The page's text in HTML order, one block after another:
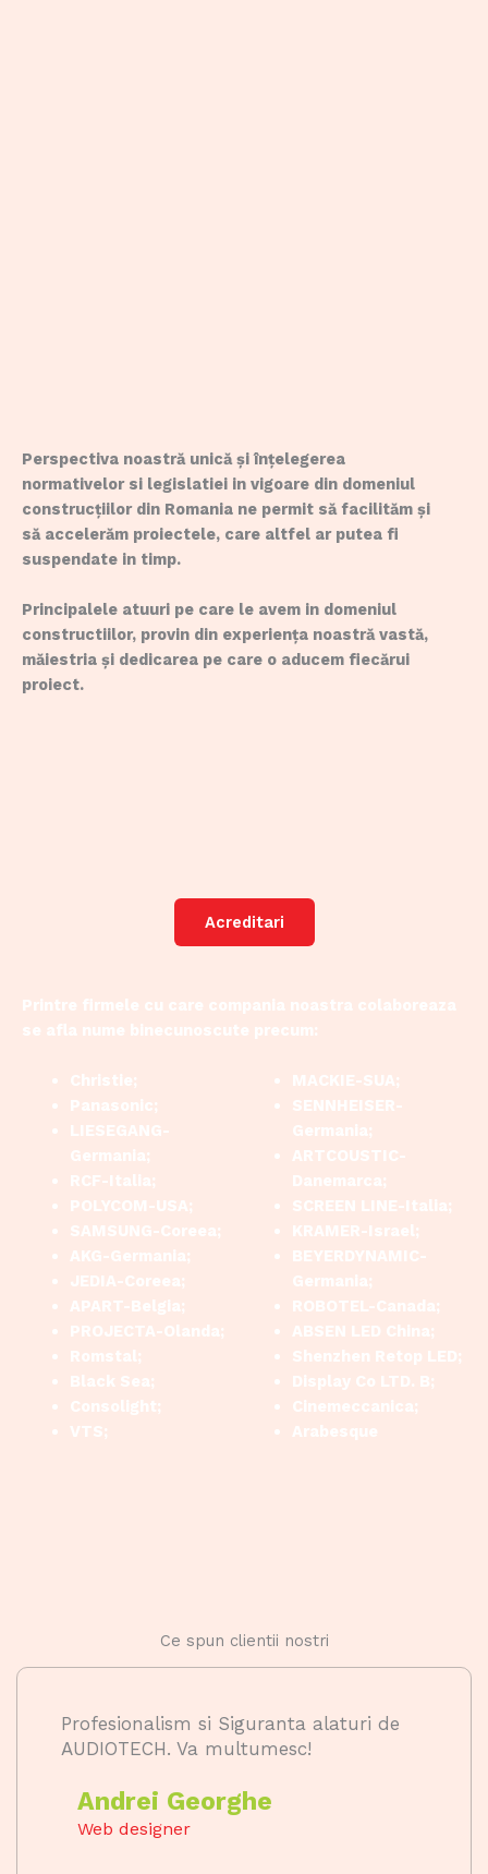
Perspectiva noastră unică și înțelegerea
normativelor si legislatiei in vigoare din domeniul
construcțiilor din Romania ne permit să facilităm și
să accelerăm proiectele, care altfel ar putea fi
suspendate in timp.
Principalele atuuri pe care le avem in domeniul
constructiilor, provin din experiența noastră vastă,
măiestria și dedicarea pe care o aducem fiecărui
proiect.
Acreditari
Printre firmele cu care compania noastra colaboreaza
se afla nume binecunoscute precum:
Christie;
Panasonic;
LIESEGANG-
Germania;
RCF-Italia;
POLYCOM-USA;
SAMSUNG-Coreea;
AKG-Germania;
JEDIA-Coreea;
APART-Belgia;
PROJECTA-Olanda;
Romstal;
Black Sea;
Consolight;
VTS;
MACKIE-SUA;
SENNHEISER-
Germania;
ARTCOUSTIC-
Danemarca;
SCREEN LINE-Italia;
KRAMER-Israel;
BEYERDYNAMIC-
Germania;
ROBOTEL-Canada;
ABSEN LED China;
Shenzhen Retop LED;
Display Co LTD. B;
Cinemeccanica;
Arabesque
Ce spun clientii nostri
Profesionalism si Siguranta alaturi de
AUDIOTECH. Va multumesc!
Andrei Georghe
Web designer